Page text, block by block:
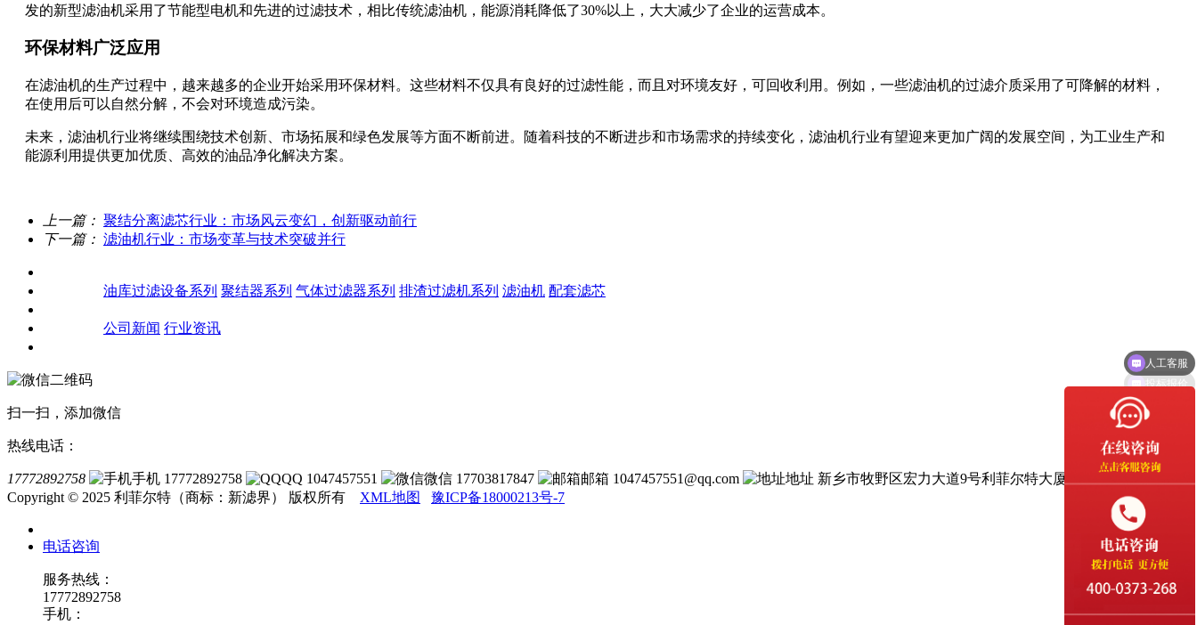
发的新型滤油机采用了节能型电机和先进的过滤技术，相比传统滤油机，能源消耗降低了30%以上，大大减少了企业的运营成本。
环保材料广泛应用
在滤油机的生产过程中，越来越多的企业开始采用环保材料。这些材料不仅具有良好的过滤性能，而且对环境友好，可回收利用。例如，一些滤油机的过滤介质采用了可降解的材料，
在使用后可以自然分解，不会对环境造成污染。
未来，滤油机行业将继续围绕技术创新、市场拓展和绿色发展等方面不断前进。随着科技的不断进步和市场需求的持续变化，滤油机行业有望迎来更加广阔的发展空间，为工业生产和
能源利用提供更加优质、高效的油品净化解决方案。
上一篇： 聚结分离滤芯行业：市场风云变幻，创新驱动前行
下一篇： 滤油机行业：市场变革与技术突破并行
油库过滤设备系列 聚结器系列 气体过滤器系列 排渣过滤机系列 滤油机 配套滤芯
公司新闻 行业资讯
扫一扫，添加微信
热线电话：
17772892758 手机 17772892758 QQ 1047457551 微信 17703817847 邮箱 1047457551@qq.com
地址 新乡市牧野区宏力大道9号利菲尔特大厦
Copyright © 2025 利菲尔特（商标：新滤界） 版权所有 XML地图 豫ICP备18000213号-7
电话咨询
服务热线：
17772892758
手机：
投标报价